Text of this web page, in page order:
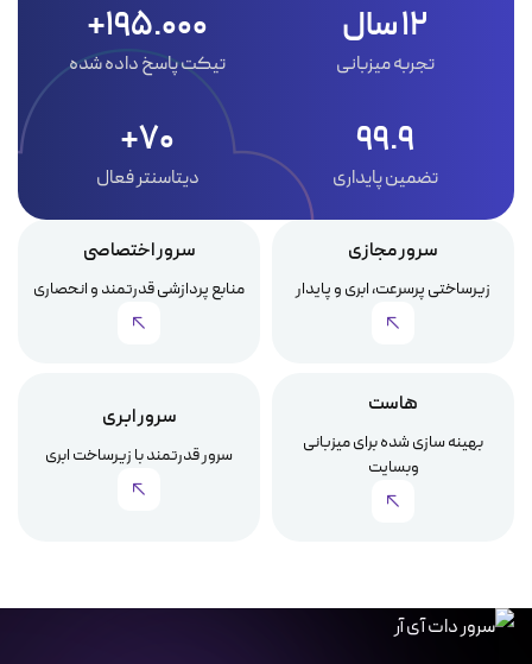
12 سال
تجربه میزبانی
195.000+
تیکت پاسخ داده شده
99.9
تضمین پایداری
70+
دیتاسنتر فعال
سرور مجازی
زیرساختی پرسرعت، ابری و پایدار
سرور اختصاصی
منابع پردازشی قدرتمند و انحصاری
هاست
بهینه سازی شده برای میزبانی
وبسایت
سرور ابری
سرور قدرتمند با زیرساخت ابری